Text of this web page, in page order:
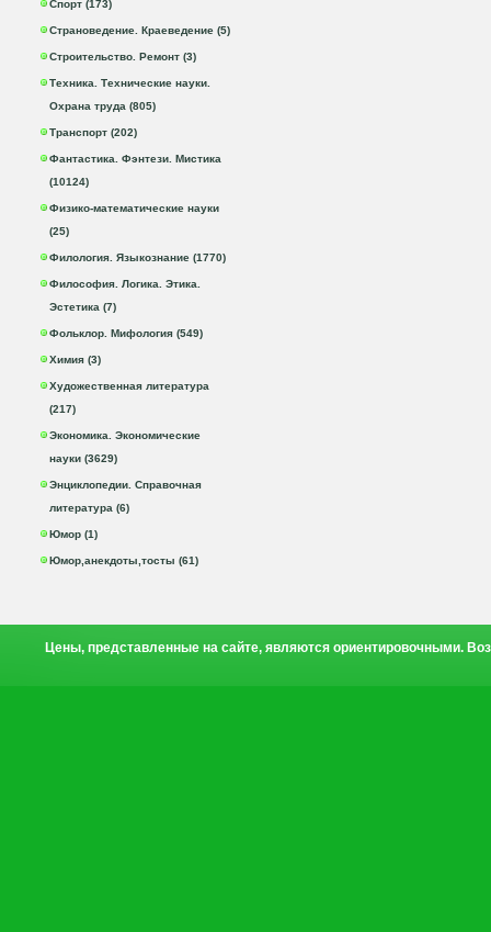
Спорт (173)
Страноведение. Краеведение (5)
Строительство. Ремонт (3)
Техника. Технические науки.
Охрана труда (805)
Транспорт (202)
Фантастика. Фэнтези. Мистика
(10124)
Физико-математические науки
(25)
Филология. Языкознание (1770)
Философия. Логика. Этика.
Эстетика (7)
Фольклор. Мифология (549)
Химия (3)
Художественная литература
(217)
Экономика. Экономические
науки (3629)
Энциклопедии. Справочная
литература (6)
Юмор (1)
Юмор,анекдоты,тосты (61)
Цены, представленные на сайте, являются ориентировочными.